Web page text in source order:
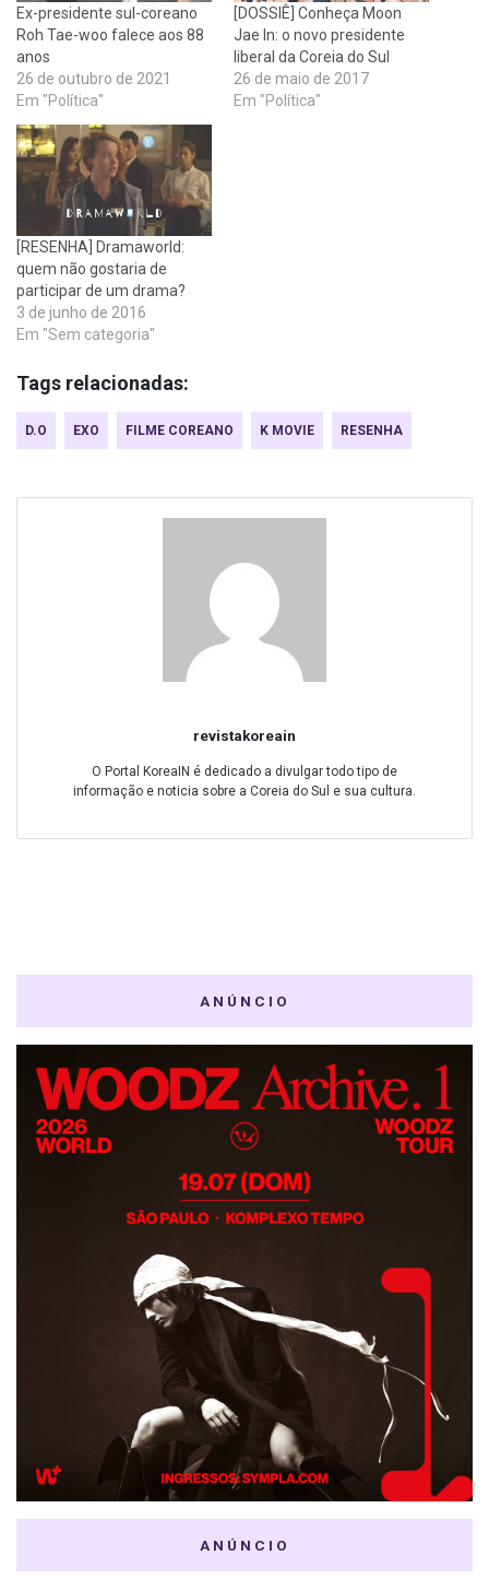
Ex-presidente sul-coreano
Roh Tae-woo falece aos 88
anos
26 de outubro de 2021
Em "Política"
[DOSSIÊ] Conheça Moon
Jae In: o novo presidente
liberal da Coreia do Sul
26 de maio de 2017
Em "Política"
[RESENHA] Dramaworld:
quem não gostaria de
participar de um drama?
3 de junho de 2016
Em "Sem categoria"
Tags relacionadas:
D.O EXO FILME COREANO K MOVIE RESENHA
revistakoreain
O Portal KoreaIN é dedicado a divulgar todo tipo de
informação e noticia sobre a Coreia do Sul e sua cultura.
ANÚNCIO
ANÚNCIO